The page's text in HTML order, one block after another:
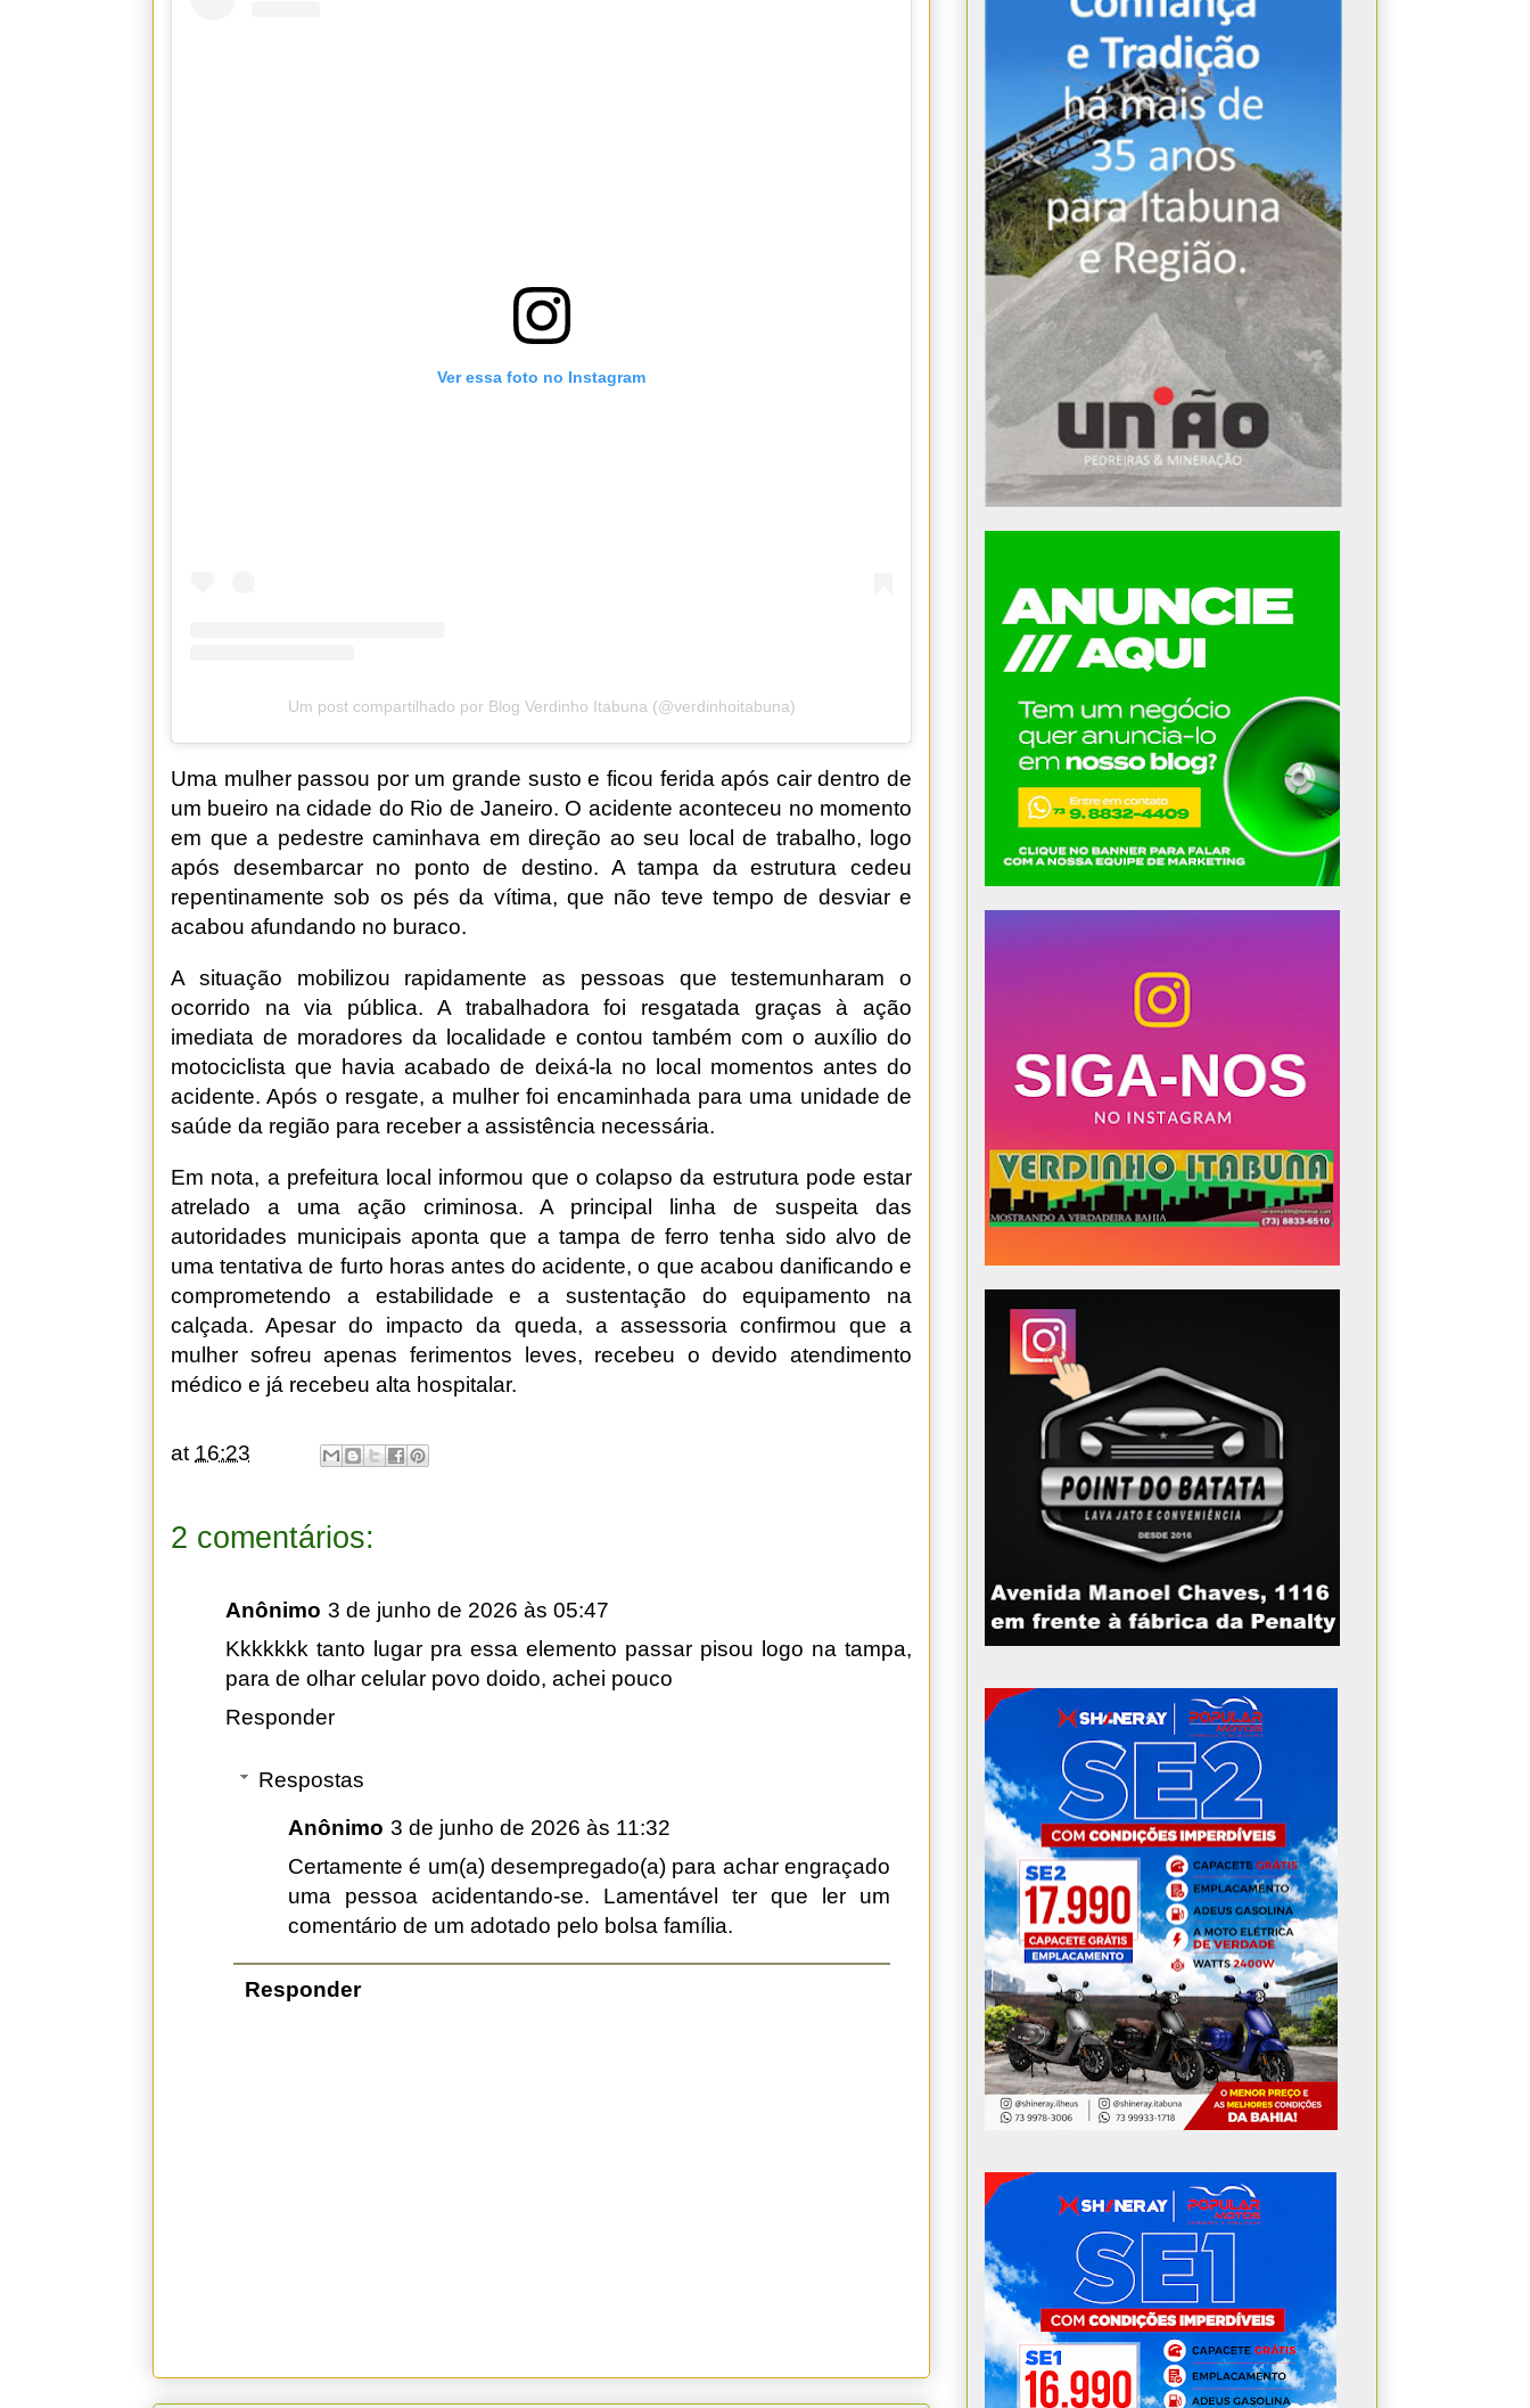
Ver essa foto no Instagram
Um post compartilhado por Blog Verdinho Itabuna (@verdinhoitabuna)
Uma mulher passou por um grande susto e ficou ferida após cair dentro de
um bueiro na cidade do Rio de Janeiro. O acidente aconteceu no momento
em que a pedestre caminhava em direção ao seu local de trabalho, logo
após desembarcar no ponto de destino. A tampa da estrutura cedeu
repentinamente sob os pés da vítima, que não teve tempo de desviar e
acabou afundando no buraco.
A situação mobilizou rapidamente as pessoas que testemunharam o
ocorrido na via pública. A trabalhadora foi resgatada graças à ação
imediata de moradores da localidade e contou também com o auxílio do
motociclista que havia acabado de deixá-la no local momentos antes do
acidente. Após o resgate, a mulher foi encaminhada para uma unidade de
saúde da região para receber a assistência necessária.
Em nota, a prefeitura local informou que o colapso da estrutura pode estar
atrelado a uma ação criminosa. A principal linha de suspeita das
autoridades municipais aponta que a tampa de ferro tenha sido alvo de
uma tentativa de furto horas antes do acidente, o que acabou danificando e
comprometendo a estabilidade e a sustentação do equipamento na
calçada. Apesar do impacto da queda, a assessoria confirmou que a
mulher sofreu apenas ferimentos leves, recebeu o devido atendimento
médico e já recebeu alta hospitalar.
at 16:23
2 comentários:
Anônimo 3 de junho de 2026 às 05:47
Kkkkkkk tanto lugar pra essa elemento passar pisou logo na tampa,
para de olhar celular povo doido, achei pouco
Responder
Respostas
Anônimo 3 de junho de 2026 às 11:32
Certamente é um(a) desempregado(a) para achar engraçado
uma pessoa acidentando-se. Lamentável ter que ler um
comentário de um adotado pelo bolsa família.
Responder